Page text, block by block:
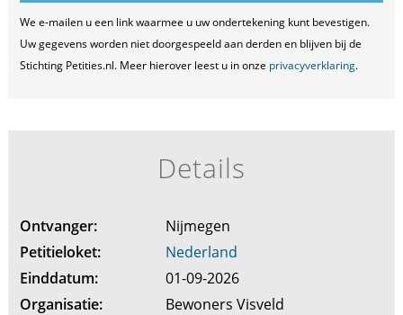
We e-mailen u een link waarmee u uw ondertekening kunt bevestigen.
Uw gegevens worden niet doorgespeeld aan derden en blijven bij de
Stichting Petities.nl. Meer hierover leest u in onze privacyverklaring.
Details
Ontvanger:
Nijmegen
Petitieloket:
Nederland
Einddatum:
01-09-2026
Organisatie:
Bewoners Visveld